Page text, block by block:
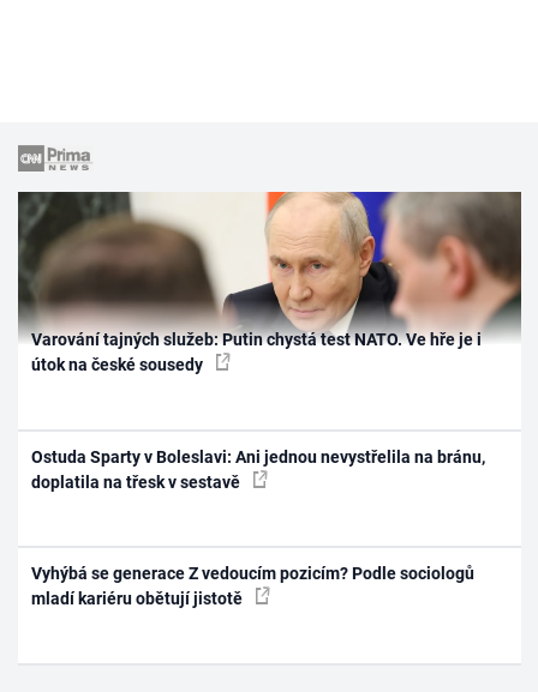
Varování tajných služeb: Putin chystá test NATO. Ve hře je i
útok na české sousedy
Ostuda Sparty v Boleslavi: Ani jednou nevystřelila na bránu,
doplatila na třesk v sestavě
Vyhýbá se generace Z vedoucím pozicím? Podle sociologů
mladí kariéru obětují jistotě